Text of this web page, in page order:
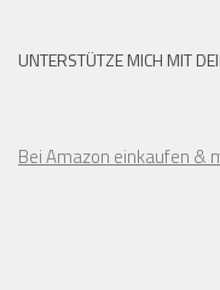
UNTERSTÜTZE MICH MIT
Bei Amazon einkaufen &